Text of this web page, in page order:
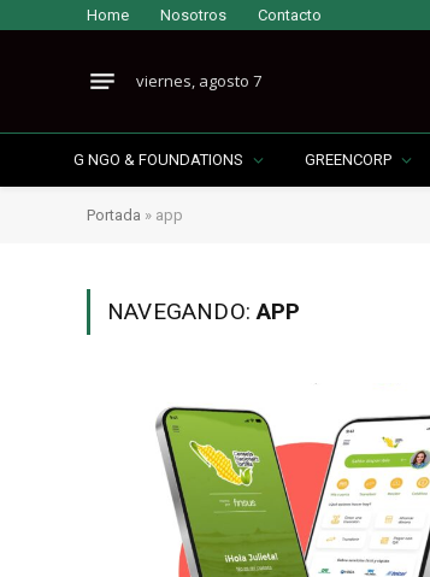
Home Nosotros Contacto
viernes, agosto 7
G NGO & FOUNDATIONS GREENCORP
Portada » app
NAVEGANDO:APP